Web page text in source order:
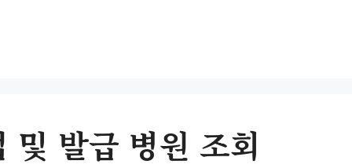
및 발급 병원 조회